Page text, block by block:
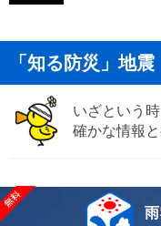
「知る防災」地震
いざという
確かな情報